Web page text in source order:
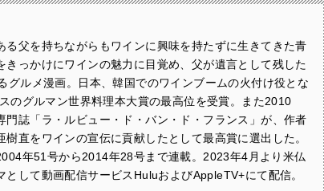
る父を持ちながらもワインに興味を持たずに生きてきた青
きっかけにワインの魅力に目覚め、父が遺言として残した
グルメ漫画。日本、韓国でのワインブームの火付け役とな
のグルマン世界料理本大賞の最高位を受賞。また2010
門誌「ラ・ルビュー・ド・バン・ド・フランス」が、作者
直をワインの宣伝に貢献したとして最高賞に選出した。
年51号から2014年28号まで連載。2023年4月より米仏
として動画配信サービスHuluおよびAppleTV+にて配信。